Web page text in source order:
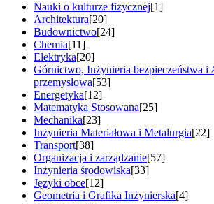
Nauki o kulturze fizycznej[1]
Architektura[20]
Budownictwo[24]
Chemia[11]
Elektryka[20]
Górnictwo, Inżynieria bezpieczeństwa i
przemysłowa[53]
Energetyka[12]
Matematyka Stosowana[25]
Mechanika[23]
Inżynieria Materiałowa i Metalurgia[22]
Transport[38]
Organizacja i zarządzanie[57]
Inżynieria środowiska[33]
Języki obce[12]
Geometria i Grafika Inżynierska[4]